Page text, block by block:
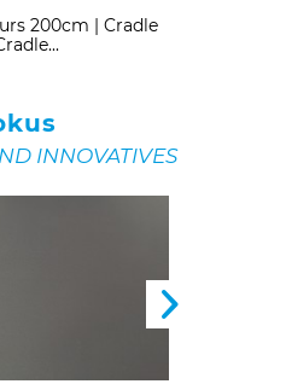
200cm | Cradle
INNOVATIVES